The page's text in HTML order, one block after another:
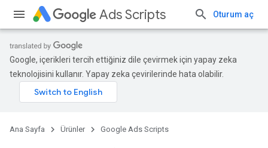
Ads Scripts Oturum aç
Google, içerikleri tercih ettiğiniz dile çevirmek için yapay zeka
teknolojisini kullanır. Yapay zeka çevirilerinde hata olabilir.
Ana Sayfa Ürünler Google Ads Scripts